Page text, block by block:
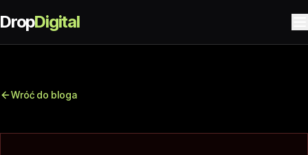
DropDigital
Wróć do bloga